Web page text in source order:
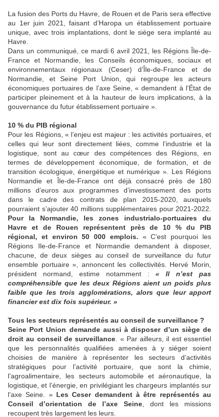
La fusion des Ports du Havre, de Rouen et de Paris sera effective
au 1er juin 2021, faisant d’Haropa un établissement portuaire
unique, avec trois implantations, dont le siège sera implanté au
Havre.
Dans un communiqué, ce mardi 6 avril 2021, les Régions Île-de-
France et Normandie, les Conseils économiques, sociaux et
environnementaux régionaux (Ceser) d’Île-de-France et de
Normandie, et Seine Port Union, qui regroupe les acteurs
économiques portuaires de l’axe Seine, « demandent à l’État de
participer pleinement et à la hauteur de leurs implications, à la
gouvernance du futur établissement portuaire ».
10 % du PIB régional
Pour les Régions, « l’enjeu est majeur : les activités portuaires, et
celles qui leur sont directement liées, comme l’industrie et la
logistique, sont au cœur des compétences des Régions, en
termes de développement économique, de formation, et de
transition écologique, énergétique et numérique ». Les Régions
Normandie et Île-de-France ont déjà consacré près de 180
millions d’euros aux programmes d’investissement des ports
dans le cadre des contrats de plan 2015-2020, auxquels
pourraient s’ajouter 40 millions supplémentaires pour 2021-2022.
Pour la Normandie, les zones industrialo-portuaires du
Havre et de Rouen représentent près de 10 % du PIB
régional, et environ 50 000 emplois. « C’est pourquoi les
Régions Ile-de-France et Normandie demandent à disposer,
chacune, de deux sièges au conseil de surveillance du futur
ensemble portuaire », annoncent les collectivités. Hervé Morin,
président normand, estime notamment : « Il n’est pas
compréhensible que les deux Régions aient un poids plus
faible que les trois agglomérations, alors que leur apport
financier est dix fois supérieur. »
Tous les secteurs représentés au conseil de surveillance ?
Seine Port Union demande aussi à disposer d’un siège de
droit au conseil de surveillance . « Par ailleurs, il est essentiel
que les personnalités qualifiées amenées à y siéger soient
choisies de manière à représenter les secteurs d’activités
stratégiques pour l’activité portuaire, que sont la chimie,
l’agroalimentaire, les secteurs automobile et aéronautique, la
logistique, et l’énergie, en privilégiant les chargeurs implantés sur
l’axe Seine. » Les Ceser demandent à être représentés au
Conseil d’orientation de l’axe Seine , dont les missions
recoupent très largement les leurs.